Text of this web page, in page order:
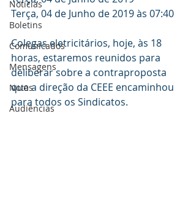
Notícias
Boletins
Comunicados
Mensagens
Notas
Audiências
Terça, 04 de Junho de 2019 às 07:40
Colegas eletricitários, hoje, às 18
horas, estaremos reunidos para
deliberar sobre a contraproposta
que a direção da CEEE encaminhou
para todos os Sindicatos.